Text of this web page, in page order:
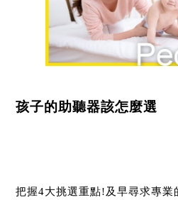
孩子的助聽器該怎麼選
把握4大挑選重點!及早尋求專業